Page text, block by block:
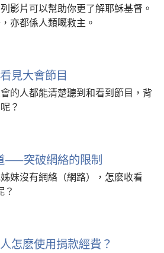
影片可以幫助你更了解耶穌基督。
亦都係人類嘅救主。
見大會節目
的人都能清楚聽到和看到節目，背
？
——突破網絡的限制
妹沒有網絡（網路），怎麽收看
？
怎麽使用捐款經費？